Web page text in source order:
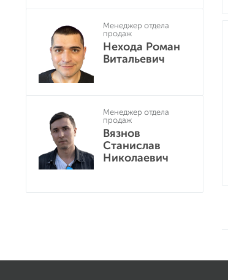
Менеджер отдела
продаж
Нехода Роман
Витальевич
Менеджер отдела
продаж
Вязнов
Станислав
Николаевич